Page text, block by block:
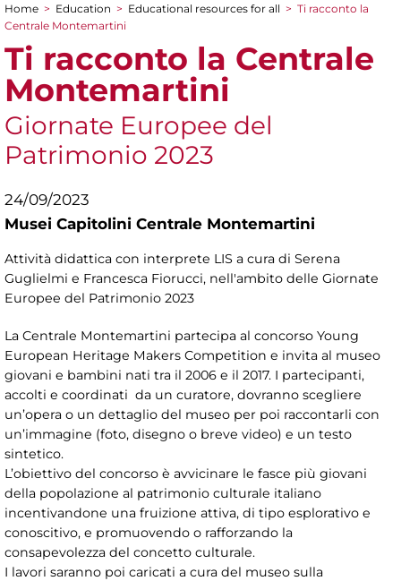
You are here
Home > Education > Educational resources for all > Ti racconto la
Centrale Montemartini
Ti racconto la Centrale
Montemartini
Giornate Europee del
Patrimonio 2023
24/09/2023
Musei Capitolini Centrale Montemartini
Attività didattica con interprete LIS a cura di Serena
Guglielmi e Francesca Fiorucci, nell'ambito delle Giornate
Europee del Patrimonio 2023
La Centrale Montemartini partecipa al concorso Young
European Heritage Makers Competition e invita al museo
giovani e bambini nati tra il 2006 e il 2017. I partecipanti,
accolti e coordinati da un curatore, dovranno scegliere
un’opera o un dettaglio del museo per poi raccontarli con
un’immagine (foto, disegno o breve video) e un testo
sintetico.
L’obiettivo del concorso è avvicinare le fasce più giovani
della popolazione al patrimonio culturale italiano
incentivandone una fruizione attiva, di tipo esplorativo e
conoscitivo, e promuovendo o rafforzando la
consapevolezza del concetto culturale.
I lavori saranno poi caricati a cura del museo sulla